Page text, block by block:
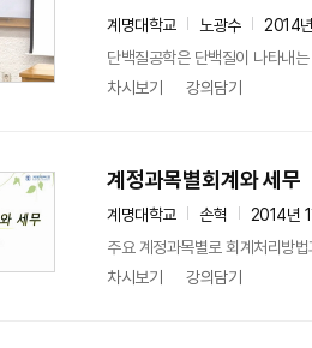
계명대학교 노광수
2014
단백질공학은 단백질이 나타내
차시보기
강의담기
계정과목별회계와 세무
계명대학교 손혁
2014년
주요 계정과목별로 회계처리방
차시보기
강의담기